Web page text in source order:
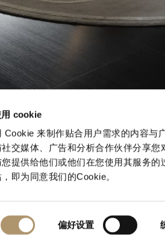
cookie
Cookie 来制作贴合用户需求的内容与
交媒体、广告和分析合作伙伴分享
提供给他们或他们在您使用其服务
即为同意我们的Cookie。
偏好设置